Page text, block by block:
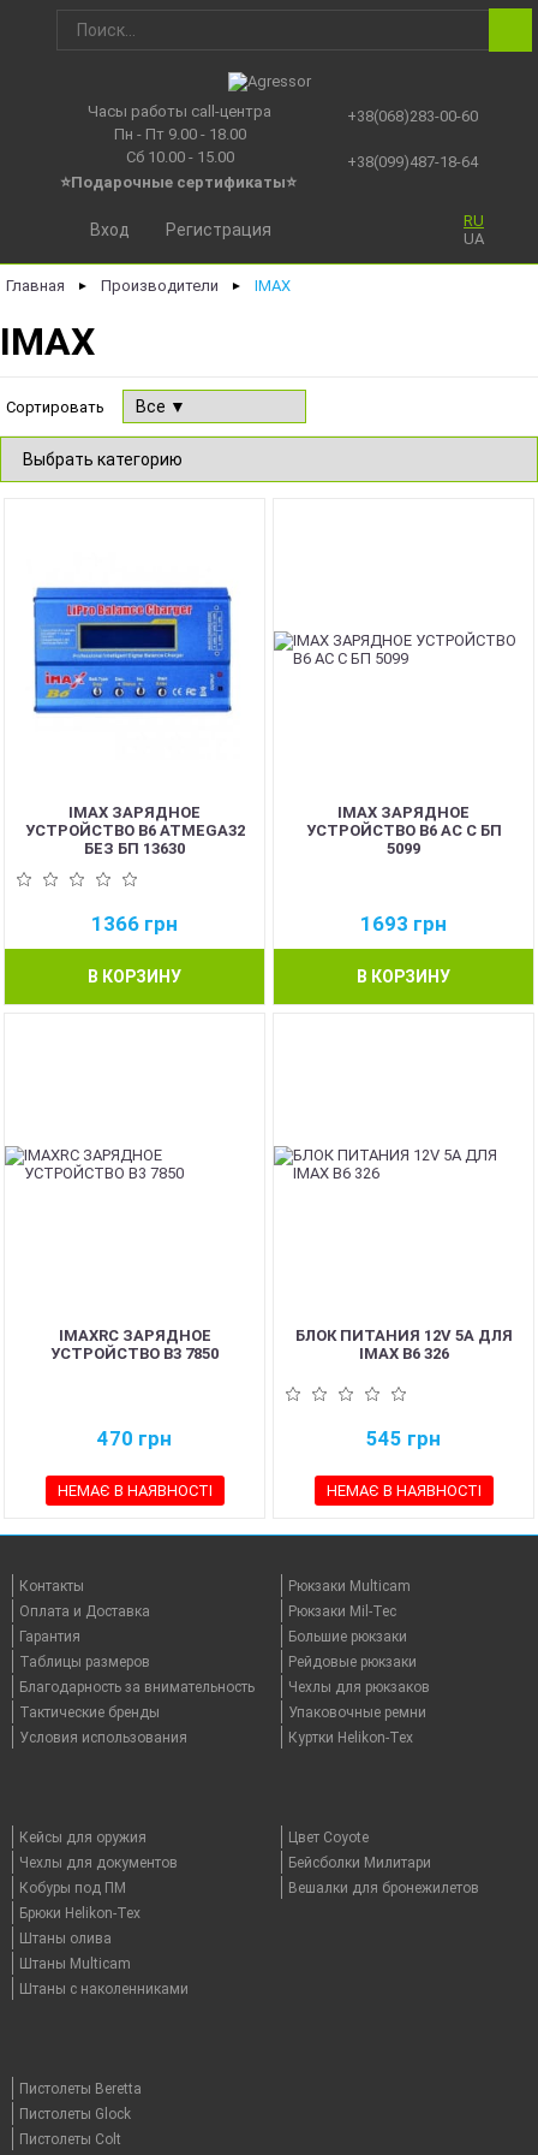
Часы работы call-центра
Пн - Пт 9.00 - 18.00
Сб 10.00 - 15.00
⭐Подарочные сертификаты⭐
+38(068)283-00-60
+38(099)487-18-64
RU
UA
Вход Регистрация
Главная ► Производители ► IMAX
IMAX
Сортировать
IMAX ЗАРЯДНОЕ
УСТРОЙСТВО B6 ATMEGA32
БЕЗ БП 13630
1366 грн
В КОРЗИНУ
IMAX ЗАРЯДНОЕ
УСТРОЙСТВО B6 AC С БП
5099
1693 грн
В КОРЗИНУ
IMAXRC ЗАРЯДНОЕ
УСТРОЙСТВО B3 7850
470 грн
НЕМАЄ В НАЯВНОСТІ
БЛОК ПИТАНИЯ 12V 5А ДЛЯ
IMAX B6 326
545 грн
НЕМАЄ В НАЯВНОСТІ
Контакты
Оплата и Доставка
Гарантия
Таблицы размеров
Благодарность за внимательность
Тактические бренды
Условия использования
Рюкзаки Multicam
Рюкзаки Mil-Tec
Большие рюкзаки
Рейдовые рюкзаки
Чехлы для рюкзаков
Упаковочные ремни
Куртки Helikon-Tex
Кейсы для оружия
Чехлы для документов
Кобуры под ПМ
Брюки Helikon-Tex
Штаны олива
Штаны Multicam
Штаны с наколенниками
Цвет Coyote
Бейсболки Милитари
Вешалки для бронежилетов
Пистолеты Beretta
Пистолеты Glock
Пистолеты Colt